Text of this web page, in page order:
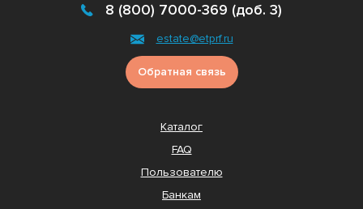
8 (800) 7000-369 (доб. 3)
estate@etprf.ru
Обратная связь
Каталог
FAQ
Пользователю
Банкам